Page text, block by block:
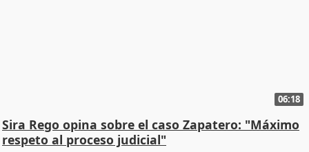
06:18
Sira Rego opina sobre el caso Zapatero: "Máximo
respeto al proceso judicial"